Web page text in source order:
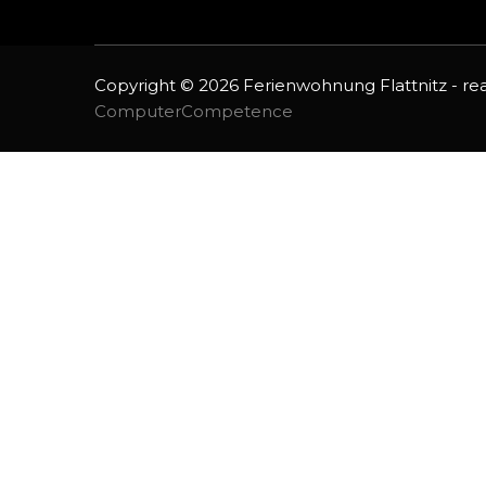
Copyright © 2026 Ferienwohnung Flattnitz -
ComputerCompetence